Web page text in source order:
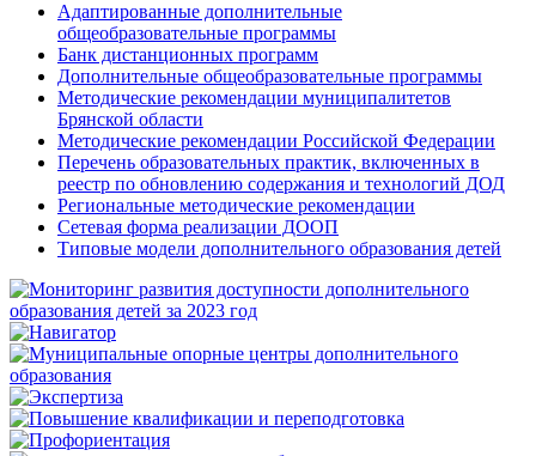
Адаптированные дополнительные
общеобразовательные программы
Банк дистанционных программ
Дополнительные общеобразовательные программы
Методические рекомендации муниципалитетов
Брянской области
Методические рекомендации Российской Федерации
Перечень образовательных практик, включенных в
реестр по обновлению содержания и технологий ДОД
Региональные методические рекомендации
Сетевая форма реализации ДООП
Типовые модели дополнительного образования детей